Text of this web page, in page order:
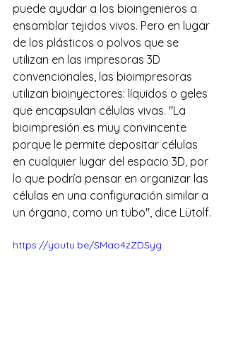
puede ayudar a los bioingenieros a
ensamblar tejidos vivos. Pero en lugar
de los plásticos o polvos que se
utilizan en las impresoras 3D
convencionales, las bioimpresoras
utilizan bioinyectores: líquidos o geles
que encapsulan células vivas. "La
bioimpresión es muy convincente
porque le permite depositar células
en cualquier lugar del espacio 3D, por
lo que podría pensar en organizar las
células en una configuración similar a
un órgano, como un tubo", dice Lütolf.
https://youtu.be/SMao4zZDSyg